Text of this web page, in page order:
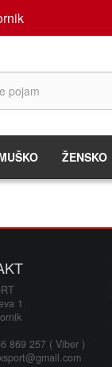
ŽENSKO
1
869 257 ( Viber )